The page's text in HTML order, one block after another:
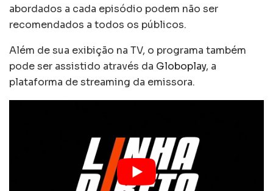
abordados a cada episódio podem não ser
recomendados a todos os públicos.
Além de sua exibição na TV, o programa também
pode ser assistido através da Globoplay, a
plataforma de streaming da emissora.